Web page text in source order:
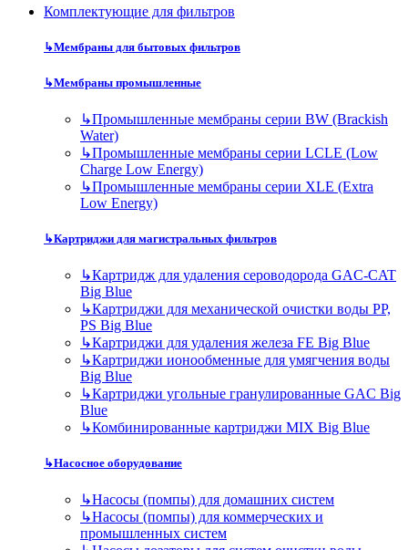
Комплектующие для фильтров
↳Мембраны для бытовых фильтров
↳Мембраны промышленные
↳Промышленные мембраны серии BW (Brackish
Water)
↳Промышленные мембраны серии LCLE (Low
Charge Low Energy)
↳Промышленные мембраны серии XLE (Extra
Low Energy)
↳Картриджи для магистральных фильтров
↳Картридж для удаления сероводорода GAC-CAT
Big Blue
↳Картриджи для механической очистки воды PP,
PS Big Blue
↳Картриджи для удаления железа FE Big Blue
↳Картриджи ионообменные для умягчения воды
Big Blue
↳Картриджи угольные гранулированные GAC Big
Blue
↳Комбинированные картриджи MIX Big Blue
↳Насосное оборудование
↳Насосы (помпы) для домашних систем
↳Насосы (помпы) для коммерческих и
промышленных систем